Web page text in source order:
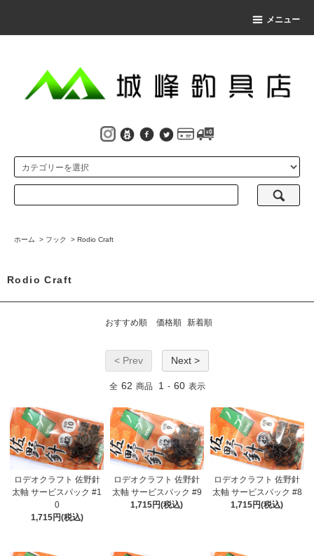
メニュー
ホーム > フック > Rodio Craft
Rodio Craft
おすすめ順 価格順 新着順
< Prev Next >
全 62 商品 1 - 60 表示
ロデオクラフト 佐野針
太軸 サービスパック #1
0
1,715円(税込)
ロデオクラフト 佐野針
太軸 サービスパック #9
1,715円(税込)
ロデオクラフト 佐野針
太軸 サービスパック #8
1,715円(税込)